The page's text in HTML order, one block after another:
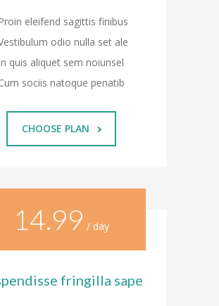
der Eltern
1
eleifend sagittis finibus
odio nulla set ale
quis aliquet sem noiunsel
sociis natoque penatib
CHOOSE PLAN
14.99 / day
fringilla sape